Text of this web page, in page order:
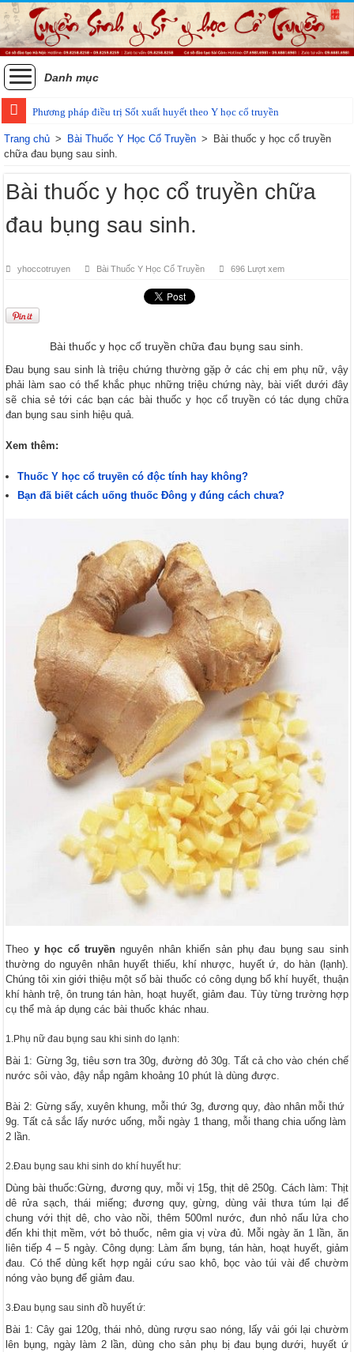
Danh mục
Phương pháp điều trị Sốt xuất huyết theo Y học cổ truyền
Trang chủ > Bài Thuốc Y Học Cổ Truyền > Bài thuốc y học cổ truyền
chữa đau bụng sau sinh.
Bài thuốc y học cổ truyền chữa
đau bụng sau sinh.
yhoccotruyen Bài Thuốc Y Học Cổ Truyền 696 Lượt xem
Bài thuốc y học cổ truyền chữa đau bụng sau sinh.
Đau bụng sau sinh là triệu chứng thường gặp ở các chị em phụ nữ, vậy
phải làm sao có thể khắc phục những triệu chứng này, bài viết dưới đây
sẽ chia sẻ tới các bạn các bài thuốc y học cổ truyền có tác dụng chữa
đan bụng sau sinh hiệu quả.
Xem thêm:
Thuốc Y học cổ truyền có độc tính hay không?
Bạn đã biết cách uống thuốc Đông y đúng cách chưa?
Theo y học cổ truyềnnguyên nhân khiến sản phụ đau bụng sau sinh
thường do nguyên nhân huyết thiếu, khí nhược, huyết ứ, do hàn (lạnh).
Chúng tôi xin giới thiệu một số bài thuốc có công dụng bổ khí huyết, thuận
khí hành trệ, ôn trung tán hàn, hoạt huyết, giảm đau. Tùy từng trường hợp
cụ thể mà áp dụng các bài thuốc khác nhau.
1.Phụ nữ đau bụng sau khi sinh do lạnh:
Bài 1: Gừng 3g, tiêu sơn tra 30g, đường đỏ 30g. Tất cả cho vào chén chế
nước sôi vào, đậy nắp ngâm khoảng 10 phút là dùng được.
Bài 2: Gừng sấy, xuyên khung, mỗi thứ 3g, đương quy, đào nhân mỗi thứ
9g. Tất cả sắc lấy nước uống, mỗi ngày 1 thang, mỗi thang chia uống làm
2 lần.
2.Đau bụng sau khi sinh do khí huyết hư:
Dùng bài thuốc:Gừng, đương quy, mỗi vị 15g, thịt dê 250g. Cách làm: Thịt
dê rửa sạch, thái miếng; đương quy, gừng, dùng vải thưa túm lại để
chung với thịt dê, cho vào nồi, thêm 500ml nước, đun nhỏ nấu lửa cho
đến khi thịt mềm, vớt bỏ thuốc, nêm gia vị vừa đủ. Mỗi ngày ăn 1 lần, ăn
liên tiếp 4 – 5 ngày. Công dụng: Làm ấm bụng, tán hàn, hoạt huyết, giảm
đau. Có thể dùng kết hợp ngải cứu sao khô, bọc vào túi vài để chườm
nóng vào bụng để giảm đau.
3.Đau bụng sau sinh đồ huyết ứ:
Bài 1: Cây gai 120g, thái nhỏ, dùng rượu sao nóng, lấy vải gói lại chườm
lên bụng, ngày làm 2 lần, dùng cho sản phụ bị đau bụng dưới, huyết ứ